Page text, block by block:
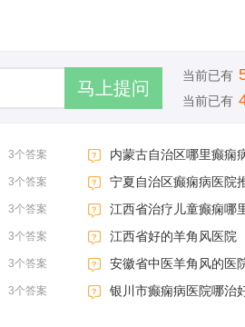
当前已有
当前已有
3个答案 内蒙古自治区哪里癫痫
3个答案 宁夏自治区癫痫病医院
3个答案 江西省治疗儿童癫痫哪
3个答案 江西省好的羊角风医院
3个答案 安徽省中医羊角风的医
3个答案 银川市癫痫病医院哪治